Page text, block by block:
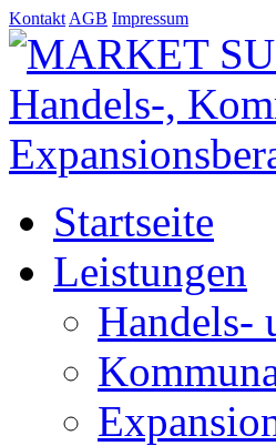
Kontakt AGB Impressum
Startseite
Leistungen
Handels-